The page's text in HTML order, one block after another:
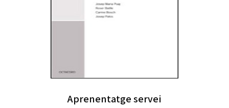
Aprenentatge servei